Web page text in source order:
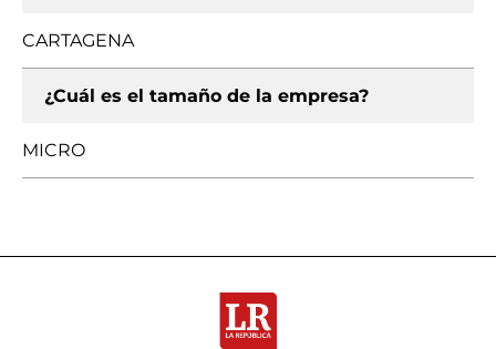
CARTAGENA
¿Cuál es el tamaño de la empresa?
MICRO